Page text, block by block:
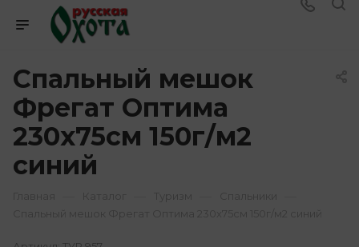
Спальный мешок
Фрегат Оптима
230х75см 150г/м2
синий